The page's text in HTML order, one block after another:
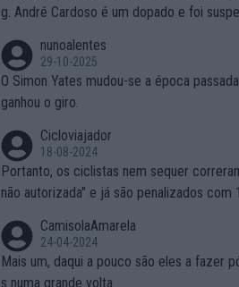
g. André Cardoso é um dopado e foi
pado?
nunoalentes
29-10-2025
O Simon Yates mudou-se a época
ganhou o giro.
Cicloviajador
18-08-2024
Portanto, os ciclistas nem sequer
não autorizada" e já são penalizados com
entende... Mas penalizar os atletas
to é roubar na secretaria o que os atletas
da!
CamisolaAmarela
24-04-2024
Mais um, daqui a pouco são eles a fazer
s numa grande volta